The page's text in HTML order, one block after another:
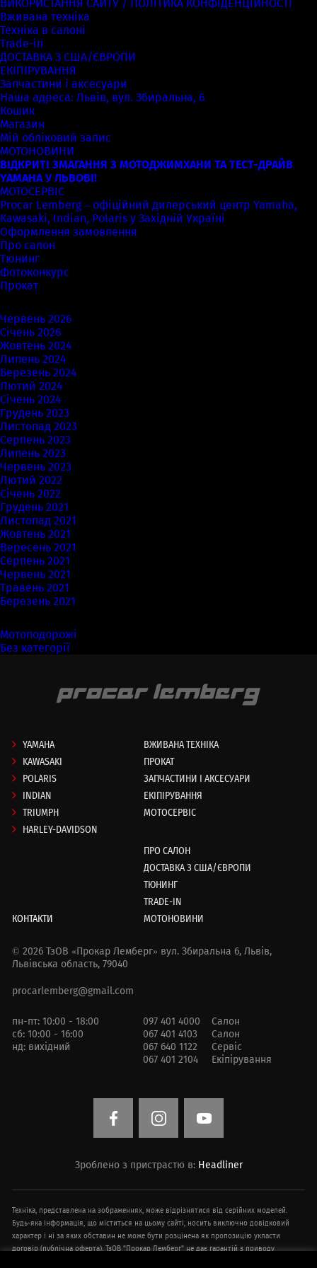
ВИКОРИСТАННЯ САЙТУ / ПОЛІТИКА КОНФІДЕНЦІЙНОСТІ
Вживана техніка
Техніка в салоні
Trade-in
ДОСТАВКА З США/ЄВРОПИ
ЕКІПІРУВАННЯ
Запчастини і аксесуари
Наша адреса: Львів, вул. Збиральна, 6
Кошик
Магазин
Мій обліковий запис
МОТОНОВИНИ
ВІДКРИТІ ЗМАГАННЯ З МОТОДЖИМХАНИ ТА ТЕСТ-ДРАЙВ
YAMAHA У ЛЬВОВІ!
МОТОСЕРВІС
Procar Lemberg – офіційний дилерський центр Yamaha,
Kawasaki, Indian, Polaris у Західній Україні
Оформлення замовлення
Про салон
Тюнинг
Фотоконкурс
Прокат
Червень 2026
Січень 2026
Жовтень 2024
Липень 2024
Березень 2024
Лютий 2024
Січень 2024
Грудень 2023
Листопад 2023
Серпень 2023
Липень 2023
Червень 2023
Лютий 2022
Січень 2022
Грудень 2021
Листопад 2021
Жовтень 2021
Вересень 2021
Серпень 2021
Червень 2021
Травень 2021
Березень 2021
Мотоподорожі
Без категорії
YAMAHA
KAWASAKI
POLARIS
INDIAN
TRIUMPH
HARLEY-DAVIDSON
ВЖИВАНА ТЕХНІКА
ПРОКАТ
ЗАПЧАСТИНИ І АКСЕСУАРИ
ЕКІПІРУВАННЯ
МОТОСЕРВІС
ПРО САЛОН
ДОСТАВКА З США/ЄВРОПИ
ТЮНИНГ
TRADE-IN
МОТОНОВИНИ
КОНТАКТИ
© 2026 ТзОВ «Прокар Лемберг» вул. Збиральна 6, Львів,
Львівська область, 79040
procarlemberg@gmail.com
пн-пт: 10:00 - 18:00
сб: 10:00 - 16:00
нд: вихідний
097 401 4000
Салон
067 401 4103
Салон
067 640 1122
Сервіс
067 401 2104
Екіпірування
Зроблено з пристрастю в: Headliner
Техніка, представлена ​​на зображеннях, може відрізнятися від серійних моделей.
Будь-яка інформація, що міститься на цьому сайті, носить виключно довідковий
характер і ні за яких обставин не може бути розцінена як пропозицію укласти
договір (публічна оферта). ТзОВ "Прокар Лемберг" не дає гарантій з приводу